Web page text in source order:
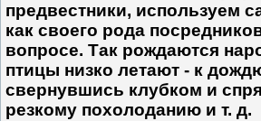
предвестники, используем
как своего рода
вопросе. Так рождаются
птицы низко летают - к
свернувшись клубком и
резкому похолоданию и т. д.